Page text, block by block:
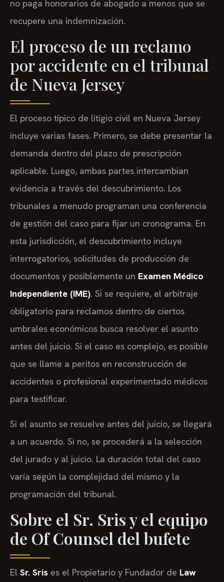
no paga honorarios de abogado a menos que se
recupere una indemnización.
El proceso de un reclamo
por accidente en el tribunal
de Nueva Jersey
El proceso típico de litigio civil en Nueva Jersey
incluye varias fases. Primero, se debe presentar la
demanda dentro del plazo de prescripción
aplicable. Luego, ambas partes intercambian
evidencia a través del descubrimiento. Los
tribunales a menudo programan una conferencia
de gestión del caso para fijar un cronograma. En
esta jurisdicción, el descubrimiento incluye
interrogatorios, solicitudes de producción de
documentos y posiblemente un Examen Médico
Independiente (IME). Si se requiere, el arbitraje
obligatorio para reclamos dentro de ciertos
umbrales económicos busca resolver el asunto
antes del juicio. Si el caso es complejo, es posible
que se llame a peritos en reconstrucción de
accidentes o profesional experimentado médicos
para testificar.
Si el asunto se resuelve antes del juicio, se llegará
a un acuerdo. Si no, se procederá a la selección
del jurado y al juicio. La duración total del caso
varía según la complejidad del mismo y la
programación del tribunal.
Sobre el Sr. Sris y el equipo
de Of Counsel del bufete
El Sr. Sris es el Propietario y Fundador de Law